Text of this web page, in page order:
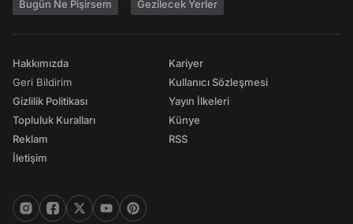
Bugün Ne Pişirsem Gezilecek Yerler
Hakkımızda
Geri Bildirim
Gizlilik Politikası
Topluluk Kuralları
Reklam
İletişim
Kariyer
Kullanıcı Sözleşmesi
Yayın İlkeleri
Künye
RSS